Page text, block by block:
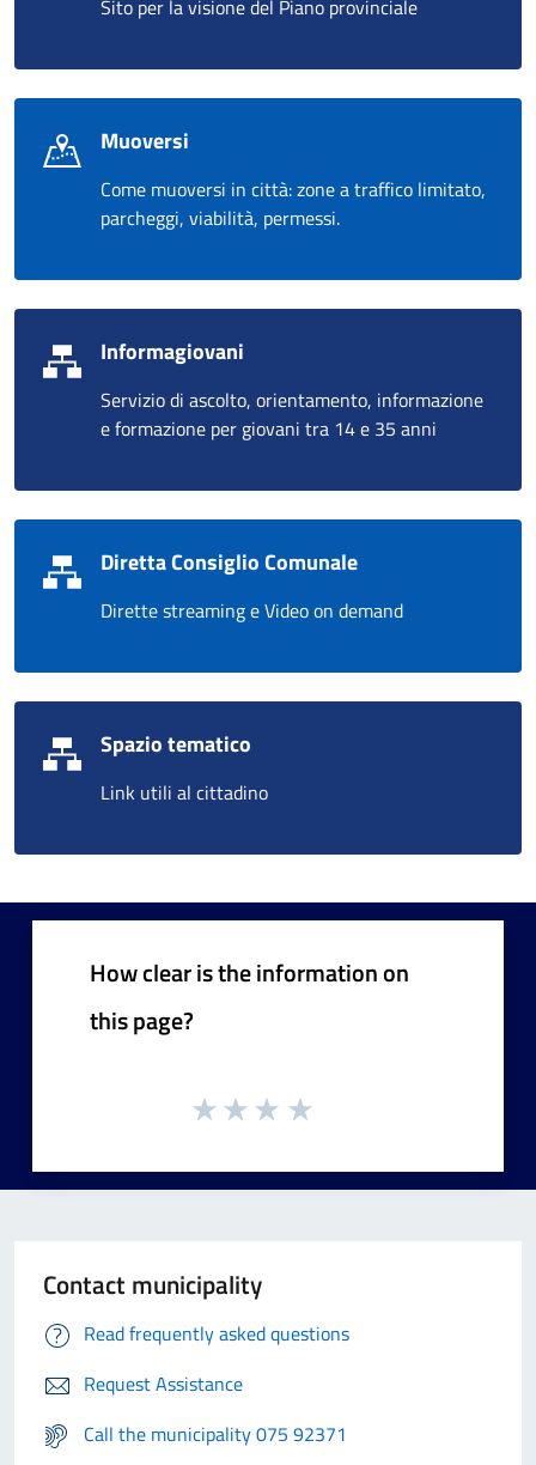
Sito per la visione del Piano provinciale
Muoversi
Come muoversi in città: zone a traffico limitato,
parcheggi, viabilità, permessi.
Informagiovani
Servizio di ascolto, orientamento, informazione
e formazione per giovani tra 14 e 35 anni
Diretta Consiglio Comunale
Dirette streaming e Video on demand
Spazio tematico
Link utili al cittadino
How clear is the information on
this page?
Contact municipality
Read frequently asked questions
Request Assistance
Call the municipality 075 92371